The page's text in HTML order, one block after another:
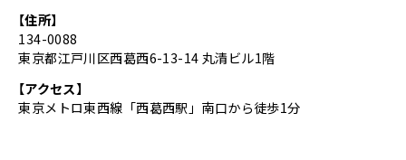
【住所】
134-0088
東京都江戸川区西葛西6-13-14 丸清ビル1階
【アクセス】
東京メトロ東西線「西葛西駅」南口から徒歩1分